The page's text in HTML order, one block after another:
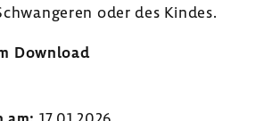
oder des Kindes.
Down­load